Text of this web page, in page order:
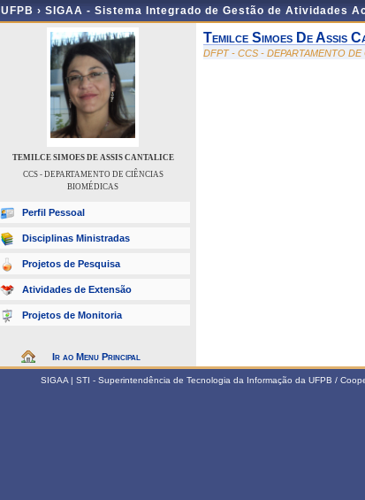
UFPB › SIGAA - Sistema Integrado de Gestão de Atividades
TEMILCE SIMOES DE ASSIS CANTALICE
CCS - DEPARTAMENTO DE CIÊNCIAS
BIOMÉDICAS
Perfil Pessoal
Disciplinas Ministradas
Projetos de Pesquisa
Atividades de Extensão
Projetos de Monitoria
Ir ao Menu Principal
Temilce Simoes De Assis
DFPT - CCS - DEPARTAMENTO
SIGAA | STI - Superintendência de Tecnologia da Informação da UFPB /